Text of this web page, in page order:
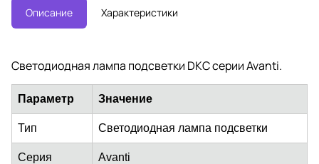
Описание Характеристики
Светодиодная лампа подсветки DKC серии Avanti.
Параметр Значение
Тип Светодиодная лампа подсветки
Серия Avanti